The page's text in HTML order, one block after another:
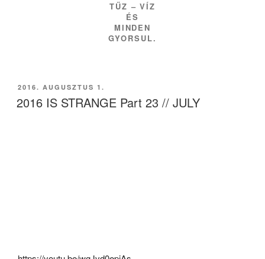
TŰZ – VÍZ
ÉS
MINDEN
GYORSUL.
BEKÜLDVE:
2016. AUGUSZTUS 1.
2016 IS STRANGE Part 23 // JULY